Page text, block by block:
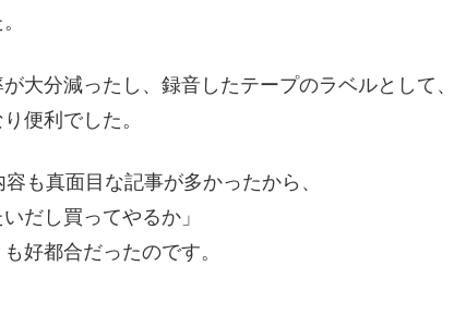
大分減ったし、録音したテープのラベルとして、
便利でした。
も真面目な記事が多かったから、
だし買ってやるか」
好都合だったのです。